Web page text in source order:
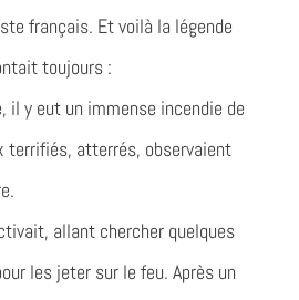
français. Et voilà la légende
toujours :
il y eut un immense incendie de
terrifiés, atterrés, observaient
allant chercher quelques
les jeter sur le feu. Après un